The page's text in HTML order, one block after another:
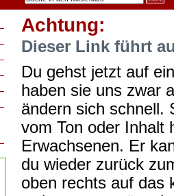
Achtung:
Dieser Link führt
Du gehst jetzt auf
haben sie uns zwar
ändern sich schnell.
vom Ton oder Inhalt
Erwachsenen. Er
du wieder zurück
oben rechts auf das